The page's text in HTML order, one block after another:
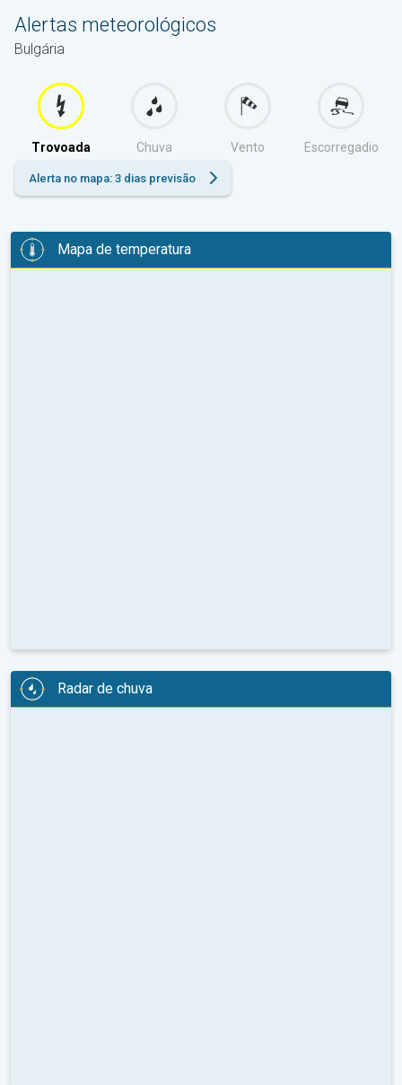
Alertas meteorológicos
Bulgária
Trovoada Chuva Vento Escorregadio
Alerta no mapa: 3 dias previsão
Mapa de temperatura
Radar de chuva